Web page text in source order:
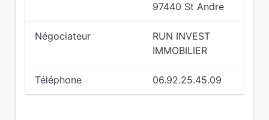
97440 St Andre
Négociateur
RUN INVEST
IMMOBILIER
Téléphone 06.92.25.45.09